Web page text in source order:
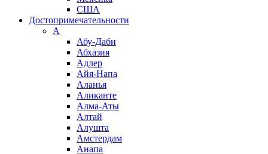
США
Достопримечательности
А
Абу-Даби
Абхазия
Адлер
Айя-Напа
Аланья
Аликанте
Алма-Аты
Алтай
Алушта
Амстердам
Анапа